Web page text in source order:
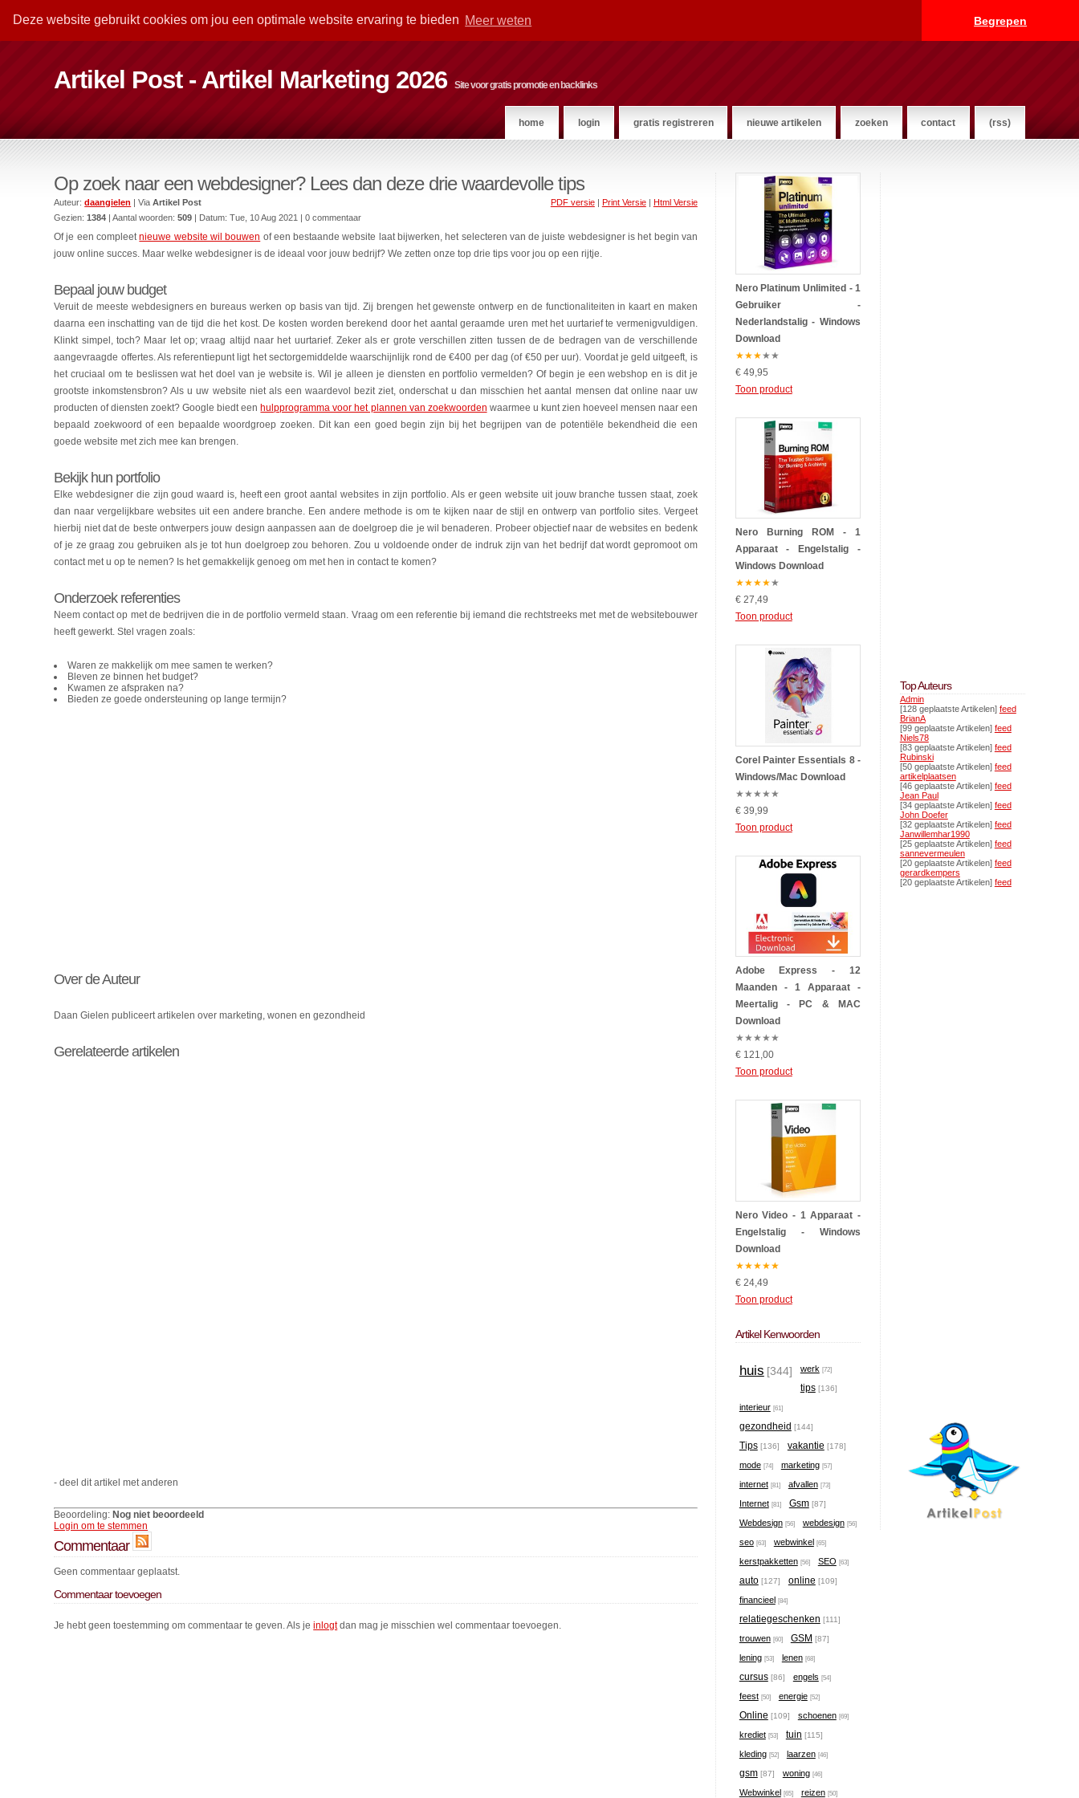
Deze website gebruikt cookies om jou een optimale website ervaring te bieden Meer weten Begrepen
Artikel Post - Artikel Marketing 2026 Site voor gratis promotie en backlinks
home login gratis registreren nieuwe artikelen zoeken contact (rss)
Op zoek naar een webdesigner? Lees dan deze drie waardevolle tips
PDF versie| Print Versie| Html Versie
Auteur:daangielen | ViaArtikel Post
Gezien:1384 | Aantal woorden:509 | Datum:Tue, 10 Aug 2021 | 0 commentaar
Of je een compleetnieuwe website wil bouwen of een bestaande website laat bijwerken, het selecteren van de juiste webdesigner is het begin van
jouw online succes. Maar welke webdesigner is de ideaal voor jouw bedrijf? We zetten onze top drie tips voor jou op een rijtje.
Bepaal jouw budget
Veruit de meeste webdesigners en bureaus werken op basis van tijd. Zij brengen het gewenste ontwerp en de functionaliteiten in kaart en maken
daarna een inschatting van de tijd die het kost. De kosten worden berekend door het aantal geraamde uren met het uurtarief te vermenigvuldigen.
Klinkt simpel, toch? Maar let op; vraag altijd naar het uurtarief. Zeker als er grote verschillen zitten tussen de de bedragen van de verschillende
aangevraagde offertes. Als referentiepunt ligt het sectorgemiddelde waarschijnlijk rond de €400 per dag (of €50 per uur). Voordat je geld uitgeeft, is
het cruciaal om te beslissen wat het doel van je website is. Wil je alleen je diensten en portfolio vermelden? Of begin je een webshop en is dit je
grootste inkomstensbron? Als u uw website niet als een waardevol bezit ziet, onderschat u dan misschien het aantal mensen dat online naar uw
producten of diensten zoekt? Google biedt een hulpprogramma voor het plannen van zoekwoorden waarmee u kunt zien hoeveel mensen naar een
bepaald zoekwoord of een bepaalde woordgroep zoeken. Dit kan een goed begin zijn bij het begrijpen van de potentiële bekendheid die een
goede website met zich mee kan brengen.
Bekijk hun portfolio
Elke webdesigner die zijn goud waard is, heeft een groot aantal websites in zijn portfolio. Als er geen website uit jouw branche tussen staat, zoek
dan naar vergelijkbare websites uit een andere branche. Een andere methode is om te kijken naar de stijl en ontwerp van portfolio sites. Vergeet
hierbij niet dat de beste ontwerpers jouw design aanpassen aan de doelgroep die je wil benaderen. Probeer objectief naar de websites en bedenk
of je ze graag zou gebruiken als je tot hun doelgroep zou behoren. Zou u voldoende onder de indruk zijn van het bedrijf dat wordt gepromoot om
contact met u op te nemen? Is het gemakkelijk genoeg om met hen in contact te komen?
Onderzoek referenties
Neem contact op met de bedrijven die in de portfolio vermeld staan. Vraag om een referentie bij iemand die rechtstreeks met met de websitebouwer
heeft gewerkt. Stel vragen zoals:
Waren ze makkelijk om mee samen te werken?
Bleven ze binnen het budget?
Kwamen ze afspraken na?
Bieden ze goede ondersteuning op lange termijn?
Over de Auteur
Daan Gielen publiceert artikelen over marketing, wonen en gezondheid
Gerelateerde artikelen
- deel dit artikel met anderen
Beoordeling: Nog niet beoordeeld
Login om te stemmen
Commentaar
Geen commentaar geplaatst.
Commentaar toevoegen
Je hebt geen toestemming om commentaar te geven. Als jeinlogtdan mag je misschien wel commentaar toevoegen.
Nero Platinum Unlimited - 1
Gebruiker -
Nederlandstalig - Windows
Download
★★★★★
€ 49,95
Toon product
Nero Burning ROM - 1
Apparaat - Engelstalig -
Windows Download
★★★★★
€ 27,49
Toon product
Corel Painter Essentials 8 -
Windows/Mac Download
★★★★★
€ 39,99
Toon product
Adobe Express - 12
Maanden - 1 Apparaat -
Meertalig - PC & MAC
Download
★★★★★
€ 121,00
Toon product
Nero Video - 1 Apparaat -
Engelstalig - Windows
Download
★★★★★
€ 24,49
Toon product
Artikel Kenwoorden
huis [344] werk [72]
tips [136]
interieur [61]
gezondheid [144]
Tips [136] vakantie [178]
mode [74] marketing [57]
internet [81] afvallen [73]
Internet [81] Gsm [87]
Webdesign [56] webdesign [56]
seo [63] webwinkel [65]
kerstpakketten [56] SEO [63]
auto [127] online [109]
financieel [84]
relatiegeschenken [111]
trouwen [60] GSM [87]
lening [53] lenen [68]
cursus [86] engels [54]
feest [50] energie [52]
Online [109] schoenen [69]
krediet [53] tuin [115]
kleding [52] laarzen [46]
gsm [87] woning [46]
Webwinkel [65] reizen [50]
Top Auteurs
Admin
[128 geplaatste Artikelen] feed
BrianA
[99 geplaatste Artikelen] feed
Niels78
[83 geplaatste Artikelen] feed
Rubinski
[50 geplaatste Artikelen] feed
artikelplaatsen
[46 geplaatste Artikelen] feed
Jean Paul
[34 geplaatste Artikelen] feed
John Doefer
[32 geplaatste Artikelen] feed
Janwillemhar1990
[25 geplaatste Artikelen] feed
sannevermeulen
[20 geplaatste Artikelen] feed
gerardkempers
[20 geplaatste Artikelen] feed